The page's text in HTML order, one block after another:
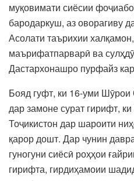
муқовимати сиёсии
бародаркуш, аз оворагиву
Асолати таърихии
маърифатпарварӣ ва
Дастархонашро пурфайз
Бояд гуфт, ки 16-уми
дар замоне сурат гирифт,
Тоҷикистон дар шароити
қарор дошт. Дар чунин
гуногуни сиёсӣ роҳҳои
гирифта, гирдиҳамоии